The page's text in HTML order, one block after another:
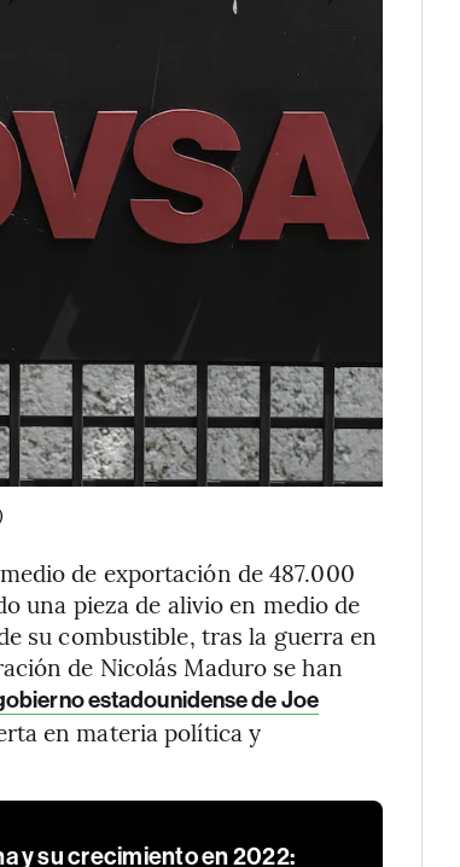
de exportación de 487.000
una pieza de alivio en medio de
su combustible, tras la guerra en
de Nicolás Maduro se han
estadounidense de Joe
en materia política y
y su crecimiento en 2022: